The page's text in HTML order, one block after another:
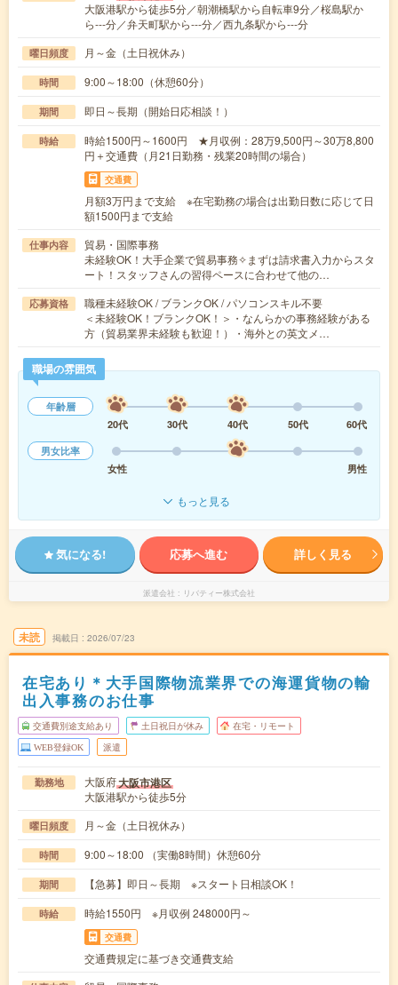
大阪港駅から徒歩5分／朝潮橋駅から自転車9分／桜島駅か
ら---分／弁天町駅から---分／西九条駅から---分
曜日頻度 月～金（土日祝休み）
時間 9:00～18:00（休憩60分）
期間 即日～長期（開始日応相談！）
時給
時給1500円～1600円 ★月収例：28万9,500円～30万8,800
円＋交通費（月21日勤務・残業20時間の場合）
交通費
月額3万円まで支給 ※在宅勤務の場合は出勤日数に応じて日
額1500円まで支給
仕事内容
貿易・国際事務
未経験OK！大手企業で貿易事務✧まずは請求書入力からスタ
ート！スタッフさんの習得ペースに合わせて他の…
応募資格
職種未経験OK / ブランクOK / パソコンスキル不要
＜未経験OK！ブランクOK！＞・なんらかの事務経験がある
方（貿易業界未経験も歓迎！）・海外との英文メ…
職場の雰囲気
年齢層
20代
30代 40代 50代
60代
男女比率
女性
男性
もっと見る
気になる! 応募へ進む 詳しく見る
派遣会社 リバティー株式会社
未読 掲載日 2026/07/23
在宅あり＊大手国際物流業界での海運貨物の輸
出入事務のお仕事
交通費別途支給あり 土日祝日が休み 在宅・リモート
WEB登録OK 派遣
勤務地 大阪府大阪市港区
大阪港駅から徒歩5分
曜日頻度 月～金（土日祝休み）
時間 9:00～18:00 （実働8時間）休憩60分
期間 【急募】即日～長期 ※スタート日相談OK！
時給 時給1550円 ※月収例 248000円～
交通費
交通費規定に基づき交通費支給